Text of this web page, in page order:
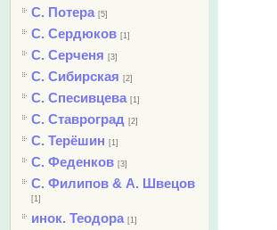
С. Потера [5]
С. Сердюков [1]
С. Серченя [3]
С. Сибирская [2]
С. Спесивцева [1]
С. Ставроград [2]
С. Терёшин [1]
С. Феденков [3]
С. Филипов & А. Швецов
[1]
инок. Теодора [1]